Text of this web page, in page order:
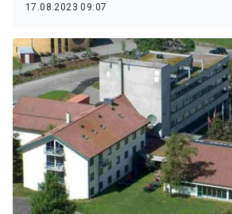
17.08.2023 09:07